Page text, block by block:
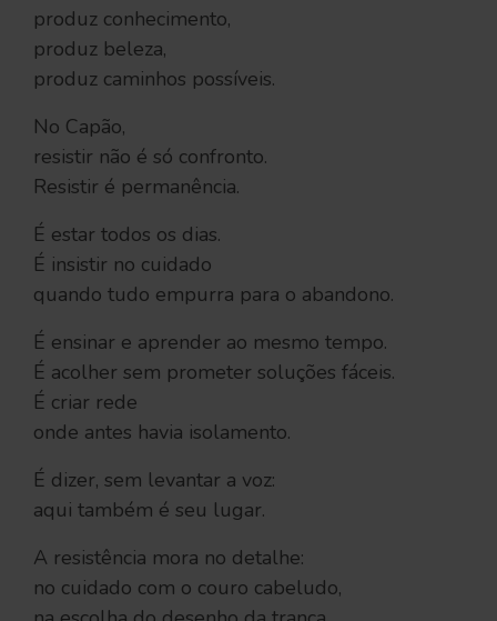
produz conhecimento,
produz beleza,
produz caminhos possíveis.
No Capão,
resistir não é só confronto.
Resistir é permanência.
É estar todos os dias.
É insistir no cuidado
quando tudo empurra para o abandono.
É ensinar e aprender ao mesmo tempo.
É acolher sem prometer soluções fáceis.
É criar rede
onde antes havia isolamento.
É dizer, sem levantar a voz:
aqui também é seu lugar.
A resistência mora no detalhe:
no cuidado com o couro cabeludo,